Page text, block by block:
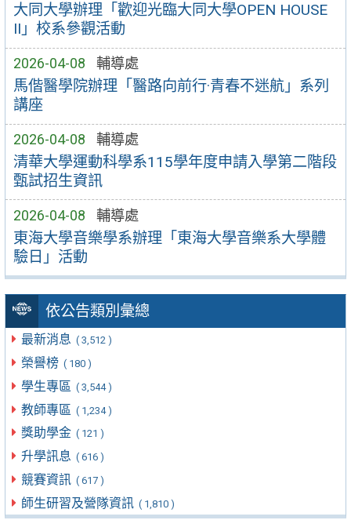
大同大學辦理「歡迎光臨大同大學OPEN HOUSE
II」校系參觀活動
2026-04-08 輔導處
馬偕醫學院辦理「醫路向前行·青春不迷航」系列
講座
2026-04-08 輔導處
清華大學運動科學系115學年度申請入學第二階段
甄試招生資訊
2026-04-08 輔導處
東海大學音樂學系辦理「東海大學音樂系大學體
驗日」活動
依公告類別彙總
最新消息 ( 3,512 )
榮譽榜 ( 180 )
學生專區 ( 3,544 )
教師專區 ( 1,234 )
獎助學金 ( 121 )
升學訊息 ( 616 )
競賽資訊 ( 617 )
師生研習及營隊資訊 ( 1,810 )